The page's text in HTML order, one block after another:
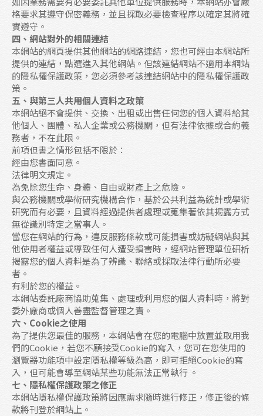
格要求其遵守保密義務，並且採取必要檢查程序以確定其將確
實遵守。
四、網站對外的相關連結
本網站的網頁提供其他網站的網路連結，您也可經由本網站所
提供的連結，點選進入其他網站。但該連結網站不適用本網站
的隱私權保護政策，您必須參考該連結網站中的隱私權保護政
策。
五、與第三人共用個人資料之政策
本網站絕不會提供、交換、出租或出售任何您的個人資料給其
他個人、團體、私人企業或公務機關，但有法律依據或合約義
務者，不在此限。
前項但書之情形包括不限於：
經由您書面同意。
法律明文規定。
為免除您生命、身體、自由或財產上之危險。
與公務機關或學術研究機構合作，基於公共利益為統計或學術
研究而有必要，且資料經過提供者處理或蒐集著依其揭露方式
無從識別特定之當事人。
當您在網站的行為，違反服務條款或可能損害或妨礙網站與其
他使用者權益或導致任何人遭受損害時，經網站管理單位研析
揭露您的個人資料是為了辨識、聯絡或採取法律行動所必要
者。
有利於您的權益。
本網站委託廠商協助蒐集、處理或利用您的個人資料時，將對
委外廠商或個人善盡監督管理之責。
六、Cookie之使用
為了提供您最佳的服務，本網站會在您的電腦中放置並取用我
們的Cookie，若您不願接受Cookie的寫入，您可在您使用的
瀏覽器功能項中設定隱私權等級為高，即可拒絕Cookie的寫
入，但可能會導至網站某些功能無法正常執行 。
七、隱私權保護政策之修正
本網站隱私權保護政策將因應需求隨時進行修正，修正後的條
款將刊登於網站上。